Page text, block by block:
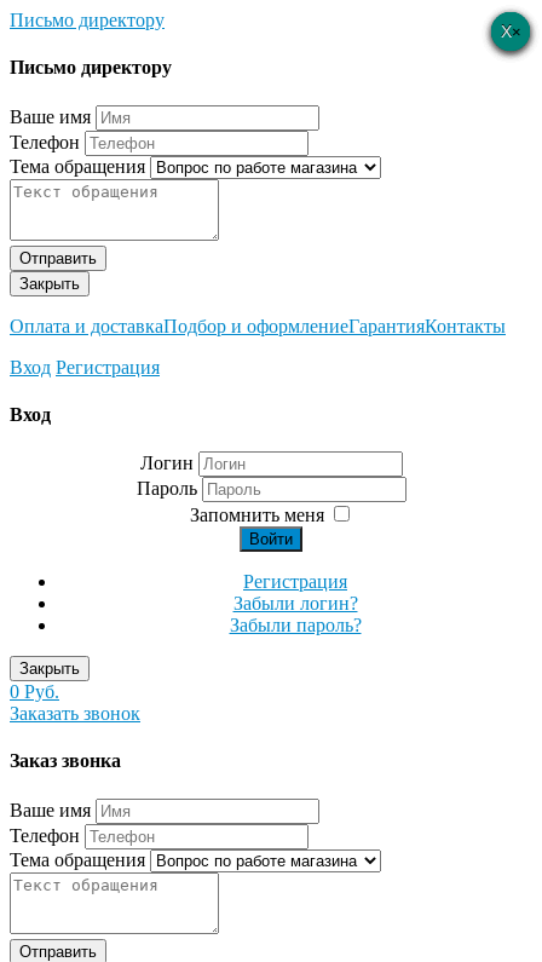
Письмо директору
×
Письмо директору
Ваше имя
Телефон
Тема обращения
Отправить
Закрыть
Оплата и доставкаПодбор и оформлениеГарантияКонтакты
Вход Регистрация
×
Вход
Логин
Пароль
Запомнить меня
Войти
Регистрация
Забыли логин?
Забыли пароль?
Закрыть
0 Руб.
Заказать звонок
×
Заказ звонка
Ваше имя
Телефон
Тема обращения
Отправить
×
×